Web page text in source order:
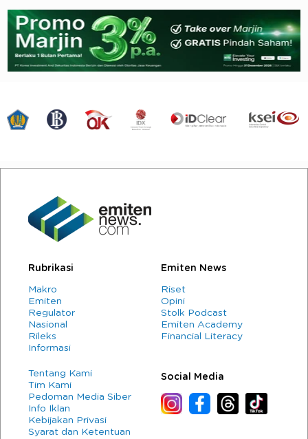
Rubrikasi
Makro
Emiten
Regulator
Nasional
Rileks
Informasi
Emiten News
Riset
Opini
Stolk Podcast
Emiten Academy
Financial Literacy
Tentang Kami
Tim Kami
Pedoman Media Siber
Info Iklan
Kebijakan Privasi
Syarat dan Ketentuan
Social Media